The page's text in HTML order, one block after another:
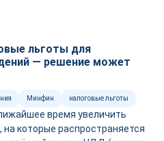
льготы для
— решение может
Минфин налоговые льготы
время увеличить
которые распространяется